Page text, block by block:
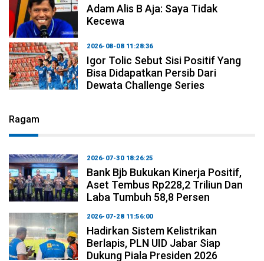
Adam Alis B Aja: Saya Tidak
Kecewa
2026-08-08 11:28:36
Igor Tolic Sebut Sisi Positif Yang
Bisa Didapatkan Persib Dari
Dewata Challenge Series
Ragam
2026-07-30 18:26:25
Bank Bjb Bukukan Kinerja Positif,
Aset Tembus Rp228,2 Triliun Dan
Laba Tumbuh 58,8 Persen
2026-07-28 11:56:00
Hadirkan Sistem Kelistrikan
Berlapis, PLN UID Jabar Siap
Dukung Piala Presiden 2026